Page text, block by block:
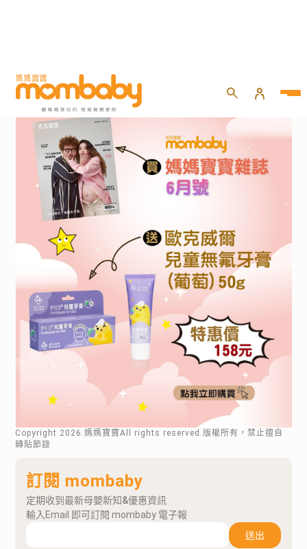
Copyright 2026 .媽媽寶寶All rights reserved.版權所有，禁止擅自
轉貼節錄
訂閱 mombaby
定期收到最新母嬰新知&優惠資訊
輸入Email 即可訂閱 mombaby 電子報
送出